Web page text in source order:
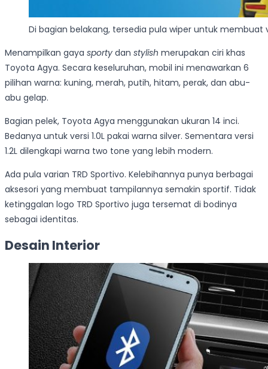
Di bagian belakang, tersedia pula wiper untuk membuat
Menampilkan gaya sporty dan stylish merupakan ciri khas
Toyota Agya. Secara keseluruhan, mobil ini menawarkan 6
pilihan warna: kuning, merah, putih, hitam, perak, dan abu-
abu gelap.
Bagian pelek, Toyota Agya menggunakan ukuran 14 inci.
Bedanya untuk versi 1.0L pakai warna silver. Sementara versi
1.2L dilengkapi warna two tone yang lebih modern.
Ada pula varian TRD Sportivo. Kelebihannya punya berbagai
aksesori yang membuat tampilannya semakin sportif. Tidak
ketinggalan logo TRD Sportivo juga tersemat di bodinya
sebagai identitas.
Desain Interior